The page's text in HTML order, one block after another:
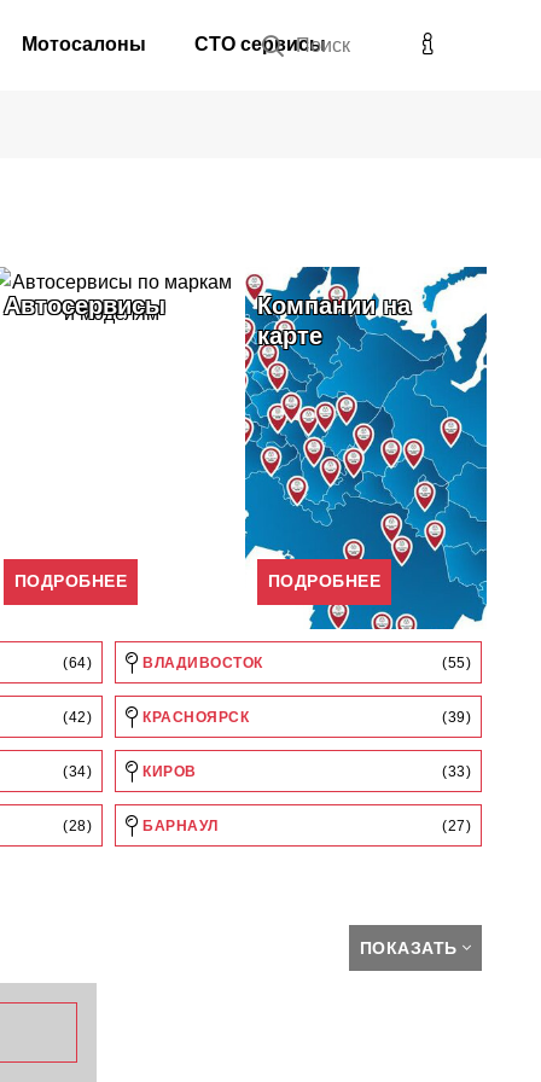
Мотосалоны СТО сервисы
Поиск
Автосервисы
ПОДРОБНЕЕ
Компании на
карте
ПОДРОБНЕЕ
(64) ВЛАДИВОСТОК (55)
(42) КРАСНОЯРСК (39)
(34) КИРОВ (33)
(28) БАРНАУЛ (27)
ПОКАЗАТЬ